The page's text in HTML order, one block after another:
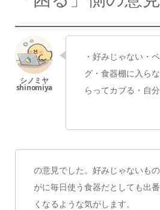
・好みじゃない ・
グ・食器棚に入ら
らってカブる ・自
の意見でした。 好みじゃないも
がに毎日使う食器だとしても出
くなるような気がします。